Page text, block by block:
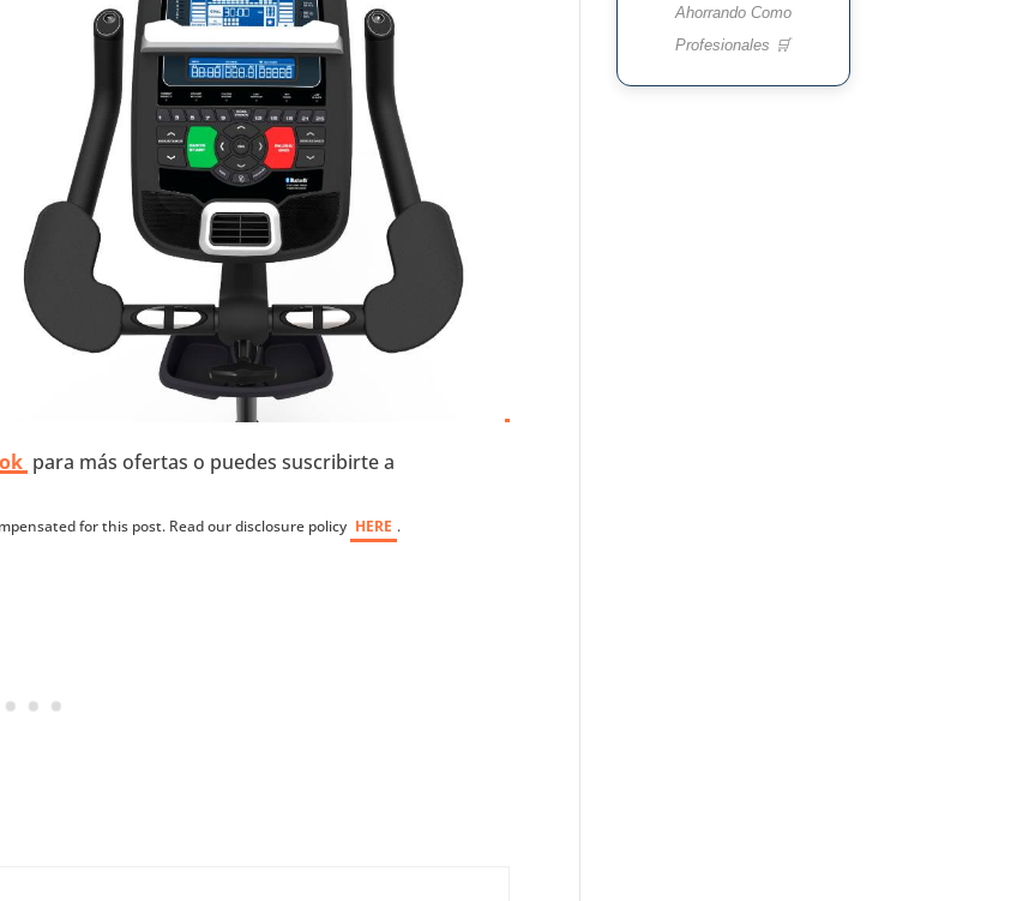
para más ofertas o puedes suscribirte a
for this post. Read our disclosure policy HERE .
Ahorrando Como
Profesionales 🛒